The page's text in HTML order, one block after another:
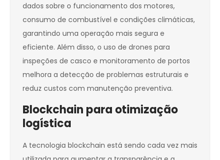
dados sobre o funcionamento dos motores,
consumo de combustível e condições climáticas,
garantindo uma operação mais segura e
eficiente. Além disso, o uso de drones para
inspeções de casco e monitoramento de portos
melhora a detecção de problemas estruturais e
reduz custos com manutenção preventiva.
Blockchain para otimização
logística
A tecnologia blockchain está sendo cada vez mais